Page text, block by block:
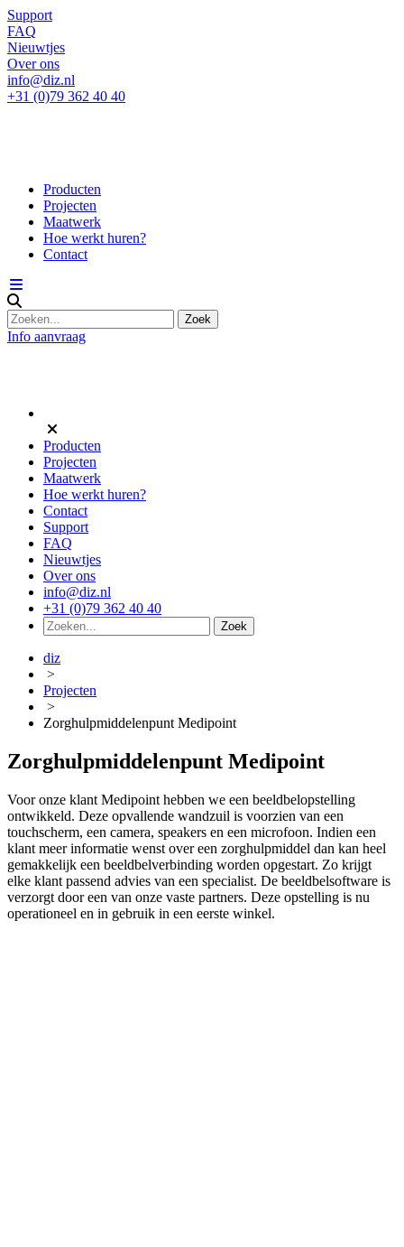
Support
FAQ
Nieuwtjes
Over ons
info@diz.nl
+31 (0)79 362 40 40
Producten
Projecten
Maatwerk
Hoe werkt huren?
Contact
Info aanvraag
Producten
Projecten
Maatwerk
Hoe werkt huren?
Contact
Support
FAQ
Nieuwtjes
Over ons
info@diz.nl
+31 (0)79 362 40 40
diz
>
Projecten
>
Zorghulpmiddelenpunt Medipoint
Zorghulpmiddelenpunt Medipoint
Voor onze klant Medipoint hebben we een beeldbelopstelling
ontwikkeld. Deze opvallende wandzuil is voorzien van een
touchscherm, een camera, speakers en een microfoon. Indien een
klant meer informatie wenst over een zorghulpmiddel dan kan heel
gemakkelijk een beeldbelverbinding worden opgestart. Zo krijgt
elke klant passend advies van een specialist. De beeldbelsoftware is
verzorgt door een van onze vaste partners. Deze opstelling is nu
operationeel en in gebruik in een eerste winkel.